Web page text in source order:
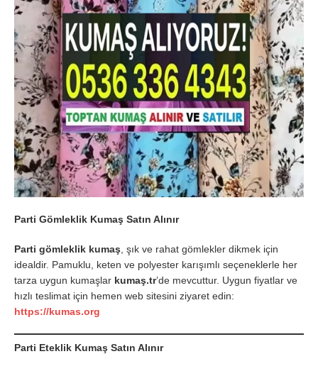
Parti Gömleklik Kumaş Satın Alınır
Parti gömleklik kumaş , şık ve rahat gömlekler dikmek için
idealdir. Pamuklu, keten ve polyester karışımlı seçeneklerle her
tarza uygun kumaşlar kumaş.tr’de mevcuttur. Uygun fiyatlar ve
hızlı teslimat için hemen web sitesini ziyaret edin:
https://kumas.org
Parti Eteklik Kumaş Satın Alınır